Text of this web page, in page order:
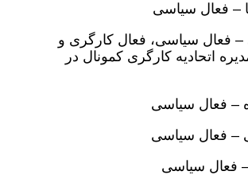
– فعال سیاسی
– فعال سیاسی، فعال کارگری و
اتحادیه کارگری کمونال در
– فعال سیاسی
– فعال سیاسی
فعال سیاسی